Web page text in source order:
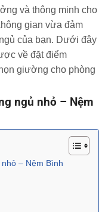
và thông minh cho
gian vừa đảm
của bạn. Dưới đây
về đặt điểm
giường cho phòng
ngủ nhỏ – Nệm
– Nệm Bình